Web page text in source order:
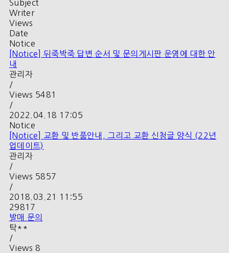
Subject
Writer
Views
Date
Notice
[Notice] 뒤죽박죽 답변 순서 및 문의게시판 운영에 대한 안
내
관리자
/
Views 5481
/
2022.04.18 17:05
Notice
[Notice]
교환 및 반품안내, 그리고 교환 신청글 양식 (22년
업데이트)
관리자
/
Views 5857
/
2018.03.21 11:55
29817
발매 문의
탁**
/
Views 8